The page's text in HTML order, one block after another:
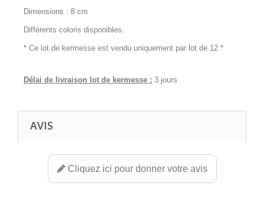
Dimensions : 8 cm
Différents coloris disponibles.
* Ce lot de kermesse est vendu uniquement par lot de 12 *
Délai de livraison lot de kermesse : 3 jours
AVIS
Cliquez ici pour donner votre avis